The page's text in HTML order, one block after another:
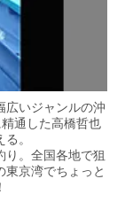
広いジャンルの沖
通した高橋哲也
。
り。全国各地で狙
東京湾でちょっと